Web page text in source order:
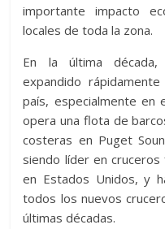
importante impacto
locales de toda la zona.
En la última década,
expandido
país, especialmente en
opera una flota de
costeras en Puget
siendo líder en
en Estados Unidos, y
todos los nuevos
últimas décadas.